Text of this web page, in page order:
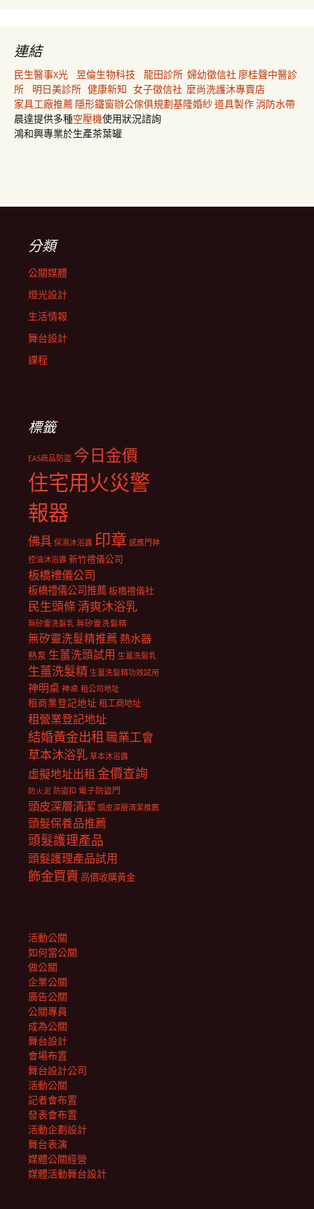
連結
民生醫事X光 昱倫生物科技 龍田診所 婦幼徵信社 廖桂聲中醫診
所
明日美診所 健康新知 女子徵信社 麼尚洗護沐專賣店
家具工廠推薦 隱形鐵窗辦公傢俱規劃基隆婚紗道具製作消防水帶
晨達提供多種空壓機使用狀況諮詢
鴻和興專業於生產茶葉罐
分類
公關媒體
燈光設計
生活情報
舞台設計
課程
標籤
EAS商品防盜 今日金價
住宅用火災警
報器
佛具 保濕沐浴露 印章 感應門神
控油沐浴露 新竹禮儀公司
板橋禮儀公司
板橋禮儀公司推薦板橋禮儀社
民生頭條清爽沐浴乳
無矽靈洗髮乳 無矽靈洗髮精
無矽靈洗髮精推薦 熱水器
熱泵 生薑洗頭試用 生薑洗髮乳
生薑洗髮精 生薑洗髮精功效試用
神明桌 神桌 租公司地址
租商業登記地址 租工商地址
租營業登記地址
結婚黃金出租職業工會
草本沐浴乳 草本沐浴露
虛擬地址出租 金價查詢
防火泥 防盜扣 電子防盜門
頭皮深層清潔 頭皮深層清潔推薦
頭髮保養品推薦
頭髮護理產品
頭髮護理產品試用
飾金買賣 高價收購黃金
活動公關
如何當公關
做公關
企業公關
廣告公關
公關專員
成為公關
舞台設計
會場布置
舞台設計公司
活動公關
記者會布置
發表會布置
活動企劃設計
舞台表演
媒體公關經營
媒體活動舞台設計